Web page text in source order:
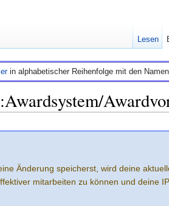
in alphabetischer Reihenfolge mit den
Änderung speicherst, wird deine
mitarbeiten zu können und deine
Lesen